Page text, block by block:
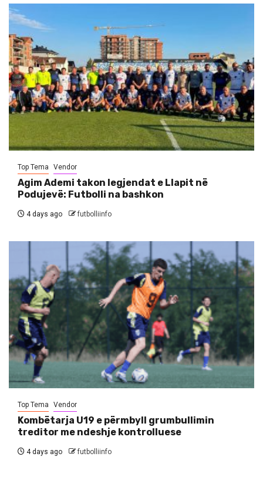
Top Tema Vendor
Agim Ademi takon legjendat e Llapit në
Podujevë: Futbolli na bashkon
4 days ago futbolliinfo
Top Tema Vendor
Kombëtarja U19 e përmbyll grumbullimin
treditor me ndeshje kontrolluese
4 days ago futbolliinfo